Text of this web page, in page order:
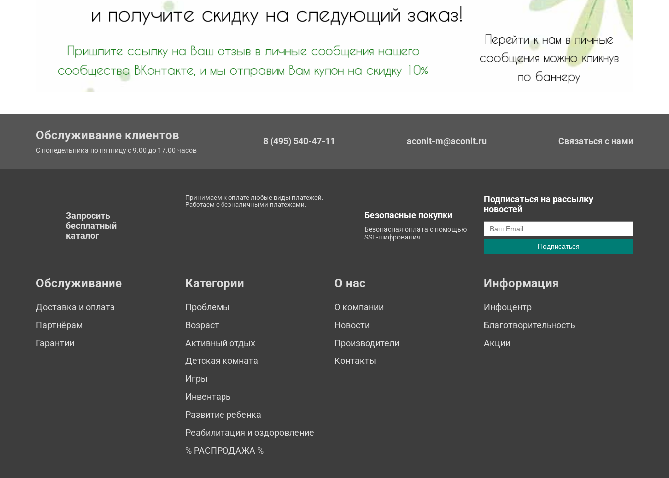
Обслуживание клиентов
С понедельника по пятницу с 9.00 до 17.00 часов
8 (495) 540-47-11 aconit-m@aconit.ru Связаться с нами
Запросить
бесплатный
каталог
Принимаем к оплате любые виды платежей.
Работаем с безналичными платежами.
Безопасные покупки
Безопасная оплата с помощью
SSL-шифрования
Подписаться на рассылку
новостей
Обслуживание
Доставка и оплата
Партнёрам
Гарантии
Категории
Проблемы
Возраст
Активный отдых
Детская комната
Игры
Инвентарь
Развитие ребенка
Реабилитация и оздоровление
% РАСПРОДАЖА %
О нас
О компании
Новости
Производители
Контакты
Информация
Инфоцентр
Благотворительность
Акции